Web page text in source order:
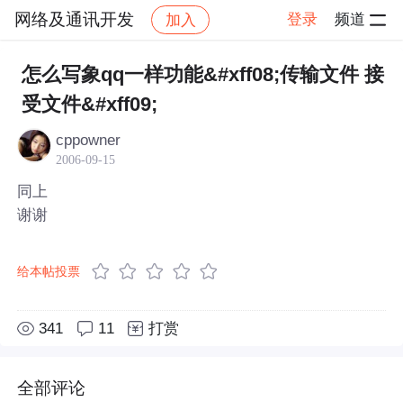
网络及通讯开发 加入 登录 频道
社区 网络及通讯开发 帖子详情
怎么写象qq一样功能&#xff08;传输文件 接
受文件&#xff09;
cppowner
2006-09-15
同上
谢谢
给本帖投票
341 11 打赏
全部评论